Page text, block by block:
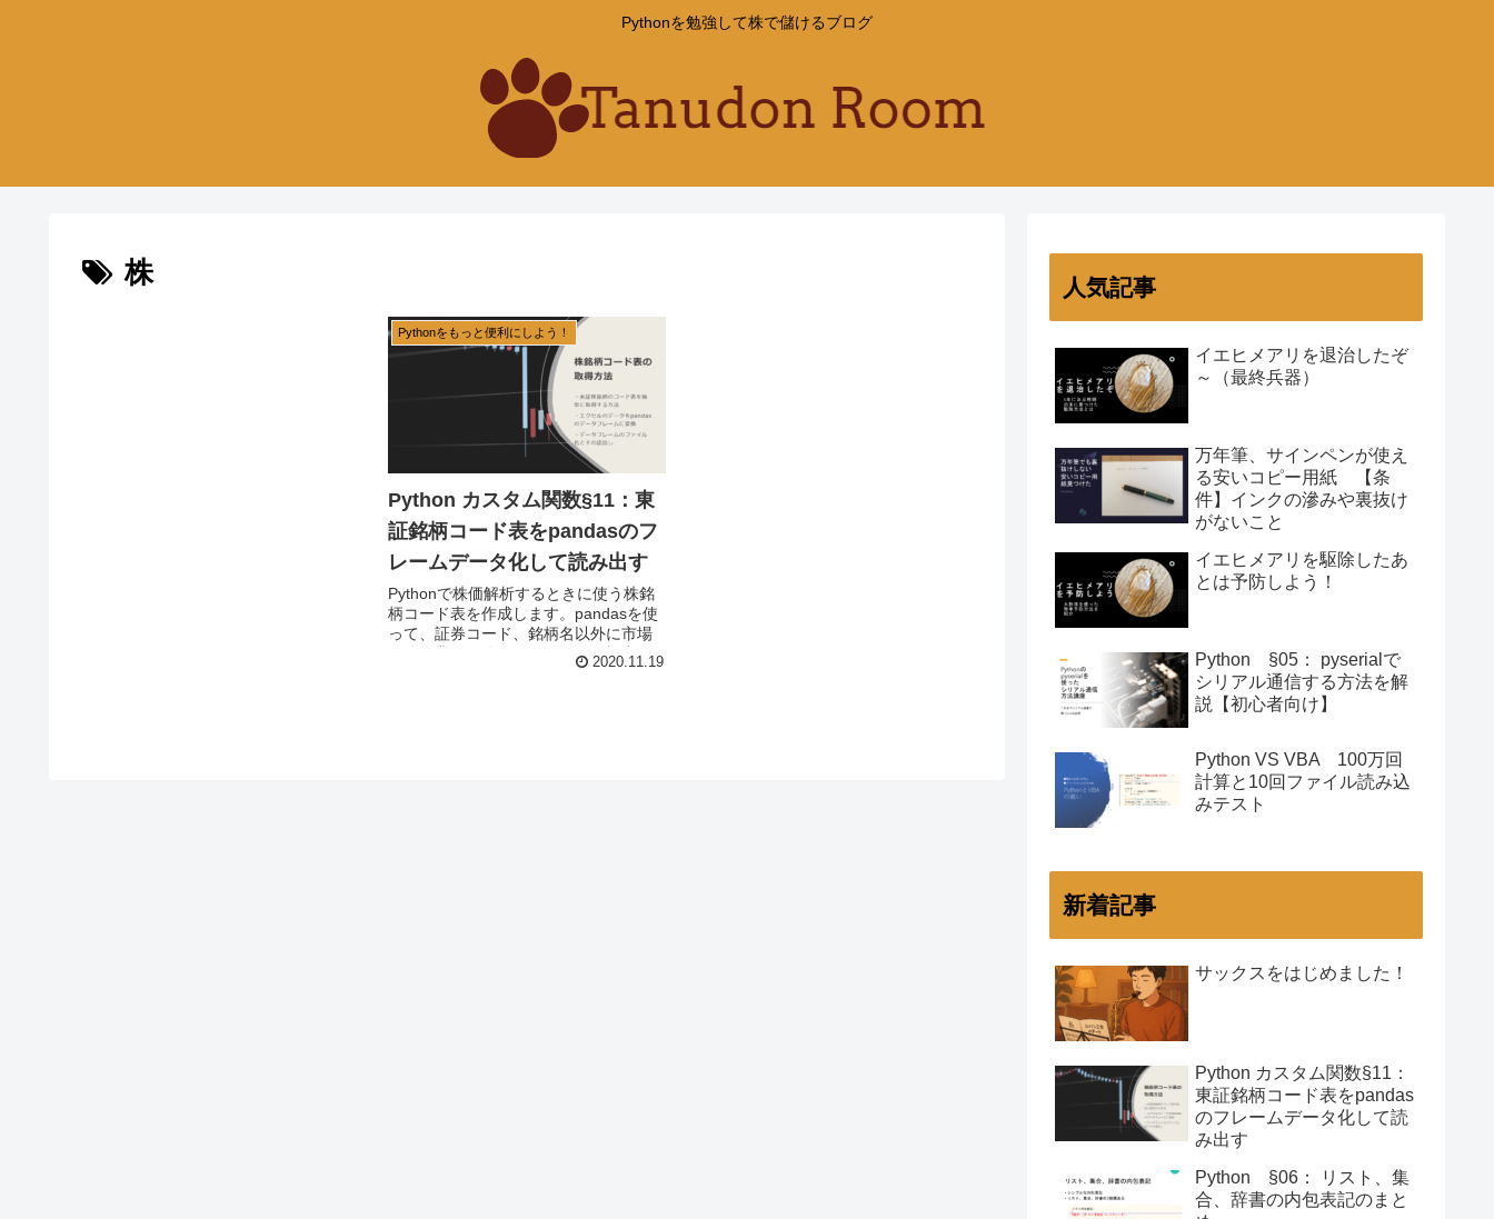
Pythonを勉強して株で儲けるブログ
株
Pythonをもっと便利にしよう！
Python カスタム関数§11：東
証銘柄コード表をpandasのフ
レームデータ化して読み出す
Pythonで株価解析するときに使う株銘
柄コード表を作成します。pandasを使
って、証券コード、銘柄名以外に市場
区分、業種区分などさまざまな視点で
の株価解析に応用できます。
2020.11.19
人気記事
イエヒメアリを退治したぞ
～（最終兵器）
万年筆、サインペンが使え
る安いコピー用紙 【条
件】インクの滲みや裏抜け
がないこと
イエヒメアリを駆除したあ
とは予防しよう！
Python §05： pyserialで
シリアル通信する方法を解
説【初心者向け】
Python VS VBA 100万回
計算と10回ファイル読み込
みテスト
新着記事
サックスをはじめました！
Python カスタム関数§11：
東証銘柄コード表をpandas
のフレームデータ化して読
み出す
Python §06： リスト、集
合、辞書の内包表記のまと